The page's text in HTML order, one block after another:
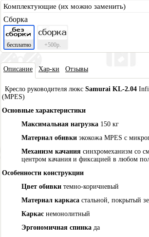
Комплектующие (их можно заменить)
Сборка
бесплатно +500р.
Описание Хар-ки Отзывы
Кресло руководителя люкс Samurai KL-2.04
(MPES)
Основные характеристики
Максимальная нагрузка 150 кг
Материал обивки экокожа MPES с
Механизм качания синхромеханизм со
центром качания и фиксацией в любом
Особенности конструкции
Цвет обивки темно-коричневый
Материал каркаса стальной, покрытый
Каркас немонолитный
Эргономичная спинка да